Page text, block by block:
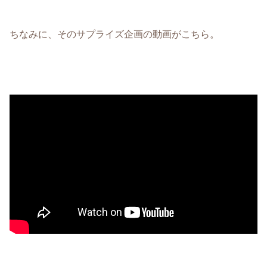
ちなみに、そのサプライズ企画の動画がこちら。